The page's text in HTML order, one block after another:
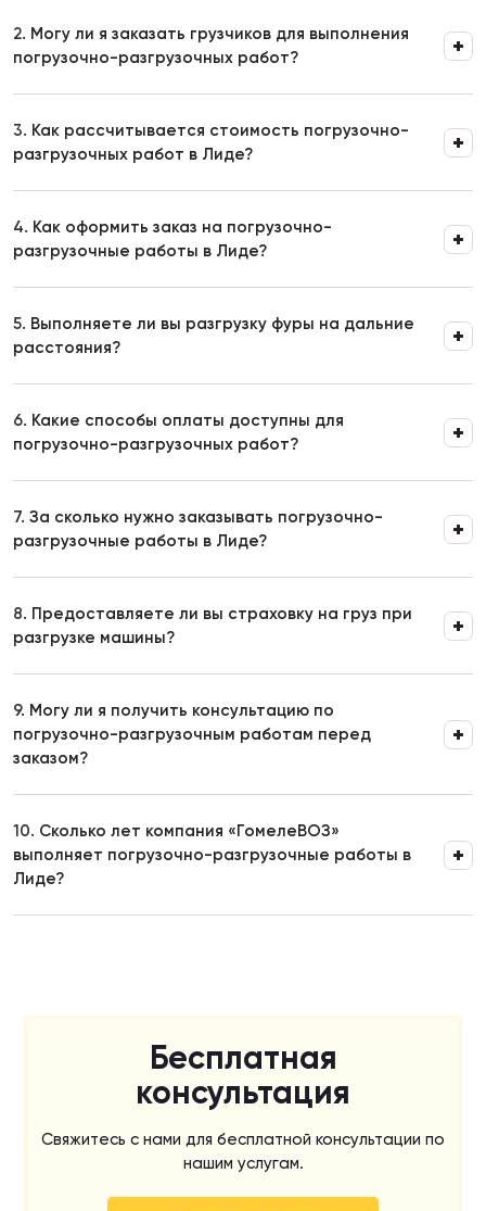
2. Могу ли я заказать грузчиков для выполнения
погрузочно-разгрузочных работ?
3. Как рассчитывается стоимость погрузочно-
разгрузочных работ в Лиде?
4. Как оформить заказ на погрузочно-
разгрузочные работы в Лиде?
5. Выполняете ли вы разгрузку фуры на дальние
расстояния?
6. Какие способы оплаты доступны для
погрузочно-разгрузочных работ?
7. За сколько нужно заказывать погрузочно-
разгрузочные работы в Лиде?
8. Предоставляете ли вы страховку на груз при
разгрузке машины?
9. Могу ли я получить консультацию по
погрузочно-разгрузочным работам перед
заказом?
10. Сколько лет компания «ГомелеВОЗ»
выполняет погрузочно-разгрузочные работы в
Лиде?
Бесплатная
консультация
Свяжитесь с нами для бесплатной консультации по
нашим услугам.